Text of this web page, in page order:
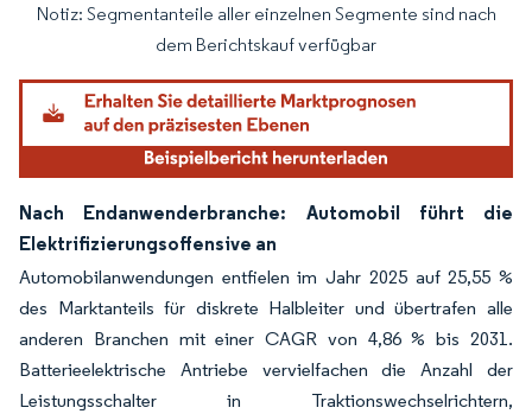
Bild © Mordor Intelligence. Wiederverwendung erfordert Namensnennung
Notiz: Segmentanteile aller einzelnen Segmente sind nach
dem Berichtskauf verfügbar
Nach Endanwenderbranche: Automobil führt die
Elektrifizierungsoffensive an
Automobilanwendungen entfielen im Jahr 2025 auf 25,55 %
des Marktanteils für diskrete Halbleiter und übertrafen alle
anderen Branchen mit einer CAGR von 4,86 % bis 2031.
Batterieelektrische Antriebe vervielfachen die Anzahl der
Leistungsschalter in Traktionswechselrichtern,